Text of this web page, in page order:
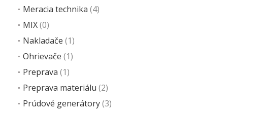
Meracia technika (4)
MIX(0)
Nakladače (1)
Ohrievače (1)
Preprava (1)
Preprava materiálu (2)
Prúdové generátory(3)